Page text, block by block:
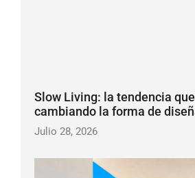
Slow Living: la tendencia
cambiando la forma de
Julio 28, 2026